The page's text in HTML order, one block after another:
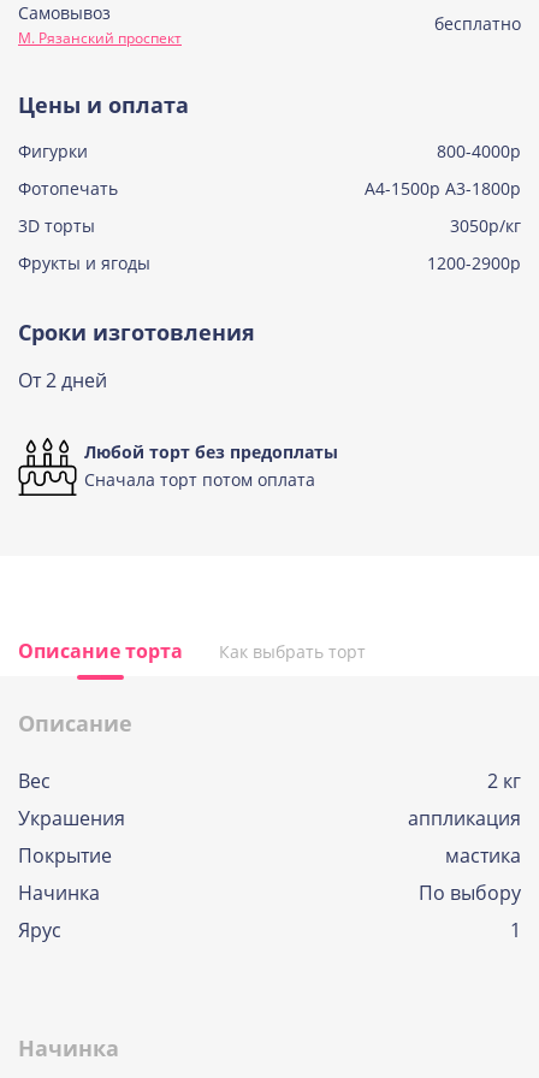
Узнать подробнее о начинке
Самовывоз
М. Рязанский проспект
бесплатно
Цены и оплата
Фигурки
800-4000р
Фотопечать
А4-1500р А3-1800р
3D торты
3050р/кг
Фрукты и ягоды
1200-2900р
Сроки изготовления
От 2 дней
Любой торт без предоплаты
Сначала торт потом оплата
Описание торта Как выбрать торт
Описание
Вес
2 кг
Украшения
аппликация
Покрытие
мастика
Начинка
По выбору
Ярус
1
Начинка